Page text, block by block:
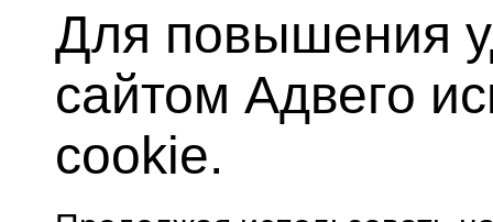
Для повышения
сайтом Адвего
cookie.